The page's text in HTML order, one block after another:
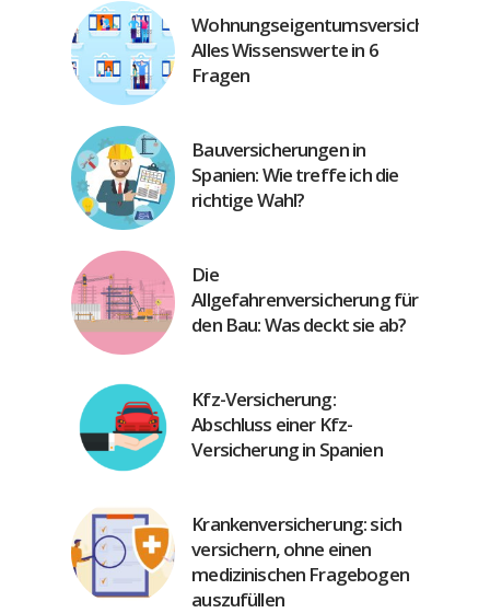
Wohnungseigentumsversicherung:
Alles Wissenswerte in 6
Fragen
Bauversicherungen in
Spanien: Wie treffe ich die
richtige Wahl?
Die
Allgefahrenversicherung für
den Bau: Was deckt sie ab?
Kfz-Versicherung:
Abschluss einer Kfz-
Versicherung in Spanien
Krankenversicherung: sich
versichern, ohne einen
medizinischen Fragebogen
auszufüllen